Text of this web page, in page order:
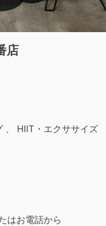
店
、 HIIT・エクササイズ
はお電話から